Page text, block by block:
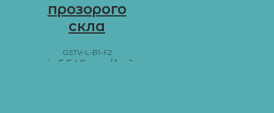
прозорого
скла
GSTV-L-B1-F2
від 5 540
/ 1 м²